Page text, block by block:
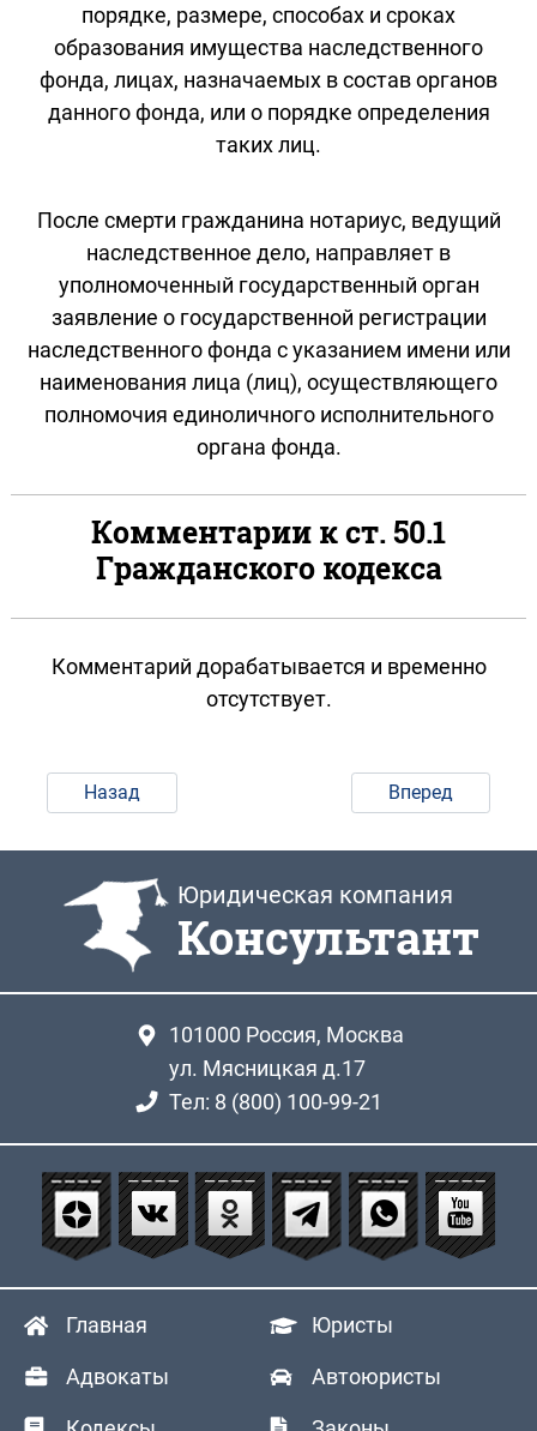
порядке, размере, способах и сроках
образования имущества наследственного
фонда, лицах, назначаемых в состав органов
данного фонда, или о порядке определения
таких лиц.
После смерти гражданина нотариус, ведущий
наследственное дело, направляет в
уполномоченный государственный орган
заявление о государственной регистрации
наследственного фонда с указанием имени или
наименования лица (лиц), осуществляющего
полномочия единоличного исполнительного
органа фонда.
Комментарии к ст. 50.1
Гражданского кодекса
Комментарий дорабатывается и временно
отсутствует.
Назад Вперед
Юридическая компания
Консультант
101000 Россия, Москва
ул. Мясницкая д.17
Тел: 8 (800) 100-99-21
Главная Юристы
Адвокаты Автоюристы